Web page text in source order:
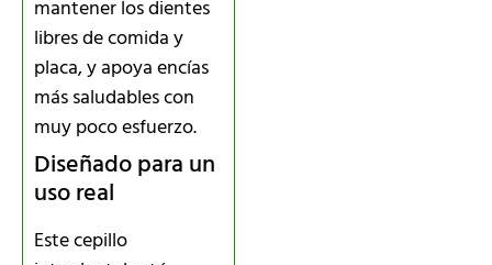
mantener los dientes
libres de comida y
placa, y apoya encías
más saludables con
muy poco esfuerzo.
Diseñado para un
uso real
Este cepillo